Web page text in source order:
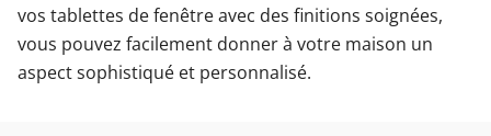
vos tablettes de fenêtre avec des finitions soignées,
vous pouvez facilement donner à votre maison un
aspect sophistiqué et personnalisé.